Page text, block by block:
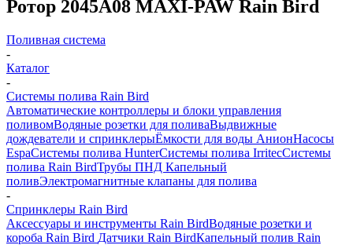
Ротор 2045A08 MAXI-PAW Rain Bird
Поливная система
-
Каталог
-
Системы полива Rain Bird
Автоматические контроллеры и блоки управления
поливомВодяные розетки для поливаВыдвижные
дождеватели и спринклерыЁмкости для воды АнионНасосы
EspaСистемы полива HunterСистемы полива IrritecСистемы
полива Rain BirdТрубы ПНД Капельный
поливЭлектромагнитные клапаны для полива
-
Спринклеры Rain Bird
Аксессуары и инструменты Rain BirdВодяные розетки и
короба Rain Bird Датчики Rain BirdКапельный полив Rain